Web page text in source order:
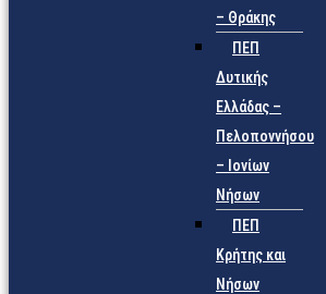
– Θράκης
ΠΕΠ
Δυτικής
Ελλάδας –
Πελοποννήσου
– Ιονίων
Νήσων
ΠΕΠ
Κρήτης και
Νήσων